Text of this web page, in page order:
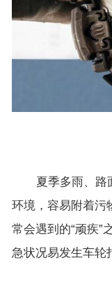
夏季多雨、路面
环境，容易附着污
常会遇到的“顽疾”
急状况易发生车轮